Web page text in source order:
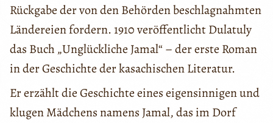
Rückgabe der von den Behörden beschlagnahmten
Ländereien fordern. 1910 veröffentlicht Dulatuly
das Buch „Unglückliche Jamal“ – der erste Roman
in der Geschichte der kasachischen Literatur.
Er erzählt die Geschichte eines eigensinnigen und
klugen Mädchens namens Jamal, das im Dorf